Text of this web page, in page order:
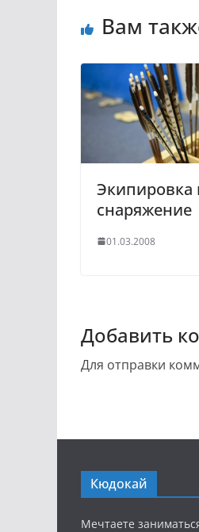
Вам
Экипировка
снаряжение
01.03.2008
Добавить
Для отправки
Кюдокай
Мечтаете